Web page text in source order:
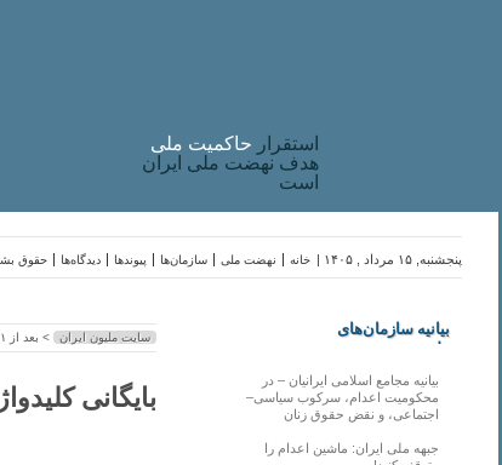
استقرار حاکميت ملی
هدف نهضت ملی ایران
است
حقوق دیدگاه‌ها پیوندها سازمان‌ها نهضت ملی خانه پنجشنبه, ۱۵ مرداد , ۱۴۰۵ |
سایت ملیون ایران > بعد از ۱۱ سال
بایگانی کلیدواژه
بیانیه سازمان‌های
ملی
بیانیه مجامع اسلامی ایرانیان – در
محکومیت اعدام، سرکوب سیاسی–
اجتماعی، و نقض حقوق زنان
جبهه ملی ایران: ماشین اعدام را